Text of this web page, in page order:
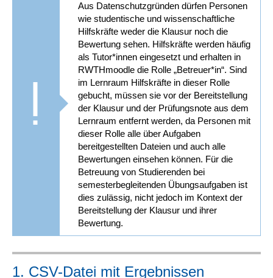
Aus Datenschutzgründen dürfen Personen
wie studentische und wissenschaftliche
Hilfskräfte weder die Klausur noch die
Bewertung sehen. Hilfskräfte werden häufig
als Tutor*innen eingesetzt und erhalten in
RWTHmoodle die Rolle „Betreuer*in“. Sind
im Lernraum Hilfskräfte in dieser Rolle
gebucht, müssen sie vor der Bereitstellung
der Klausur und der Prüfungsnote aus dem
Lernraum entfernt werden, da Personen mit
dieser Rolle alle über Aufgaben
bereitgestellten Dateien und auch alle
Bewertungen einsehen können. Für die
Betreuung von Studierenden bei
semesterbegleitenden Übungsaufgaben ist
dies zulässig, nicht jedoch im Kontext der
Bereitstellung der Klausur und ihrer
Bewertung.
1. CSV-Datei mit Ergebnissen